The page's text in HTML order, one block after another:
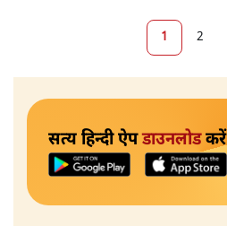
1 2
सत्य हिन्दी ऐपडाउनलोडकरें